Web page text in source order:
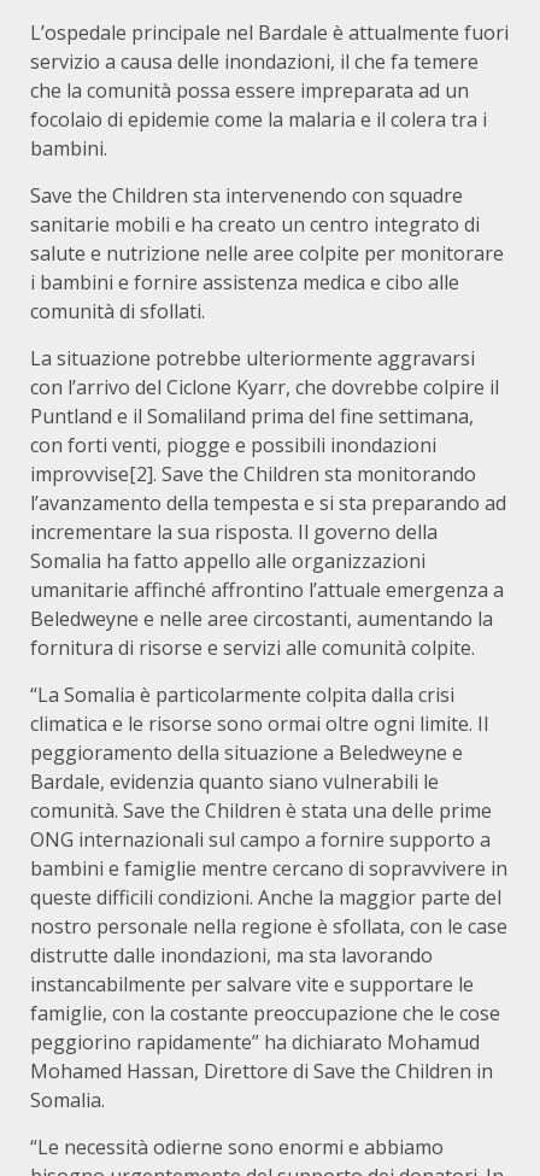
L’ospedale principale nel Bardale è attualmente fuori
servizio a causa delle inondazioni, il che fa temere
che la comunità possa essere impreparata ad un
focolaio di epidemie come la malaria e il colera tra i
bambini.
Save the Children sta intervenendo con squadre
sanitarie mobili e ha creato un centro integrato di
salute e nutrizione nelle aree colpite per monitorare
i bambini e fornire assistenza medica e cibo alle
comunità di sfollati.
La situazione potrebbe ulteriormente aggravarsi
con l’arrivo del Ciclone Kyarr, che dovrebbe colpire il
Puntland e il Somaliland prima del fine settimana,
con forti venti, piogge e possibili inondazioni
improvvise[2]. Save the Children sta monitorando
l’avanzamento della tempesta e si sta preparando ad
incrementare la sua risposta. Il governo della
Somalia ha fatto appello alle organizzazioni
umanitarie affinché affrontino l’attuale emergenza a
Beledweyne e nelle aree circostanti, aumentando la
fornitura di risorse e servizi alle comunità colpite.
“La Somalia è particolarmente colpita dalla crisi
climatica e le risorse sono ormai oltre ogni limite. Il
peggioramento della situazione a Beledweyne e
Bardale, evidenzia quanto siano vulnerabili le
comunità. Save the Children è stata una delle prime
ONG internazionali sul campo a fornire supporto a
bambini e famiglie mentre cercano di sopravvivere in
queste difficili condizioni. Anche la maggior parte del
nostro personale nella regione è sfollata, con le case
distrutte dalle inondazioni, ma sta lavorando
instancabilmente per salvare vite e supportare le
famiglie, con la costante preoccupazione che le cose
peggiorino rapidamente” ha dichiarato Mohamud
Mohamed Hassan, Direttore di Save the Children in
Somalia.
“Le necessità odierne sono enormi e abbiamo